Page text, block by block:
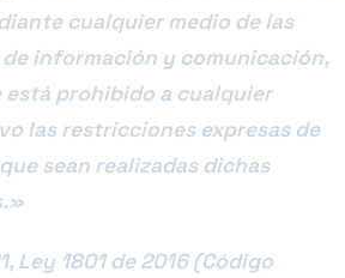
cualquier medio de las
información y comunicación,
está prohibido a cualquier
las restricciones expresas de
sean realizadas dichas
Ley 1801 de 2016 (Código